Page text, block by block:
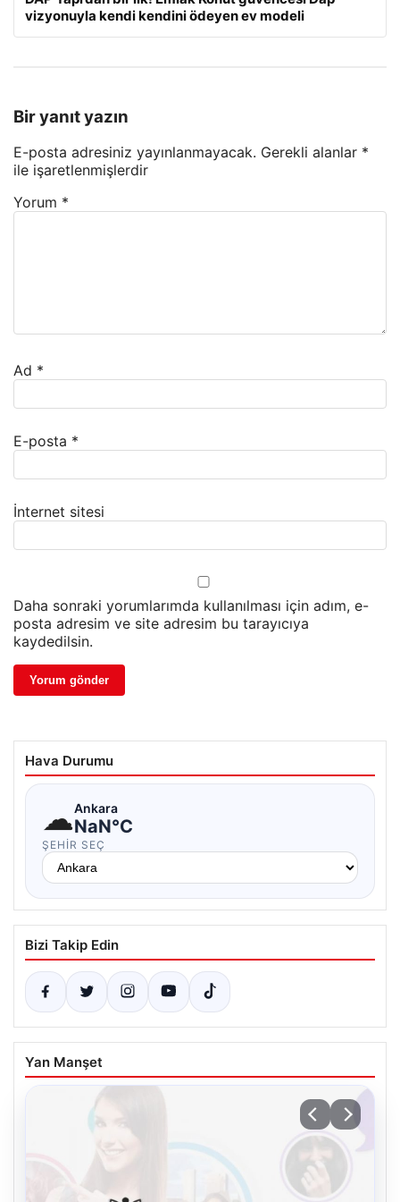
vizyonuyla kendi kendini ödeyen ev modeli
Bir yanıt yazın
E-posta adresiniz yayınlanmayacak. Gerekli alanlar *
ile işaretlenmişlerdir
Yorum *
Ad *
E-posta *
İnternet sitesi
Daha sonraki yorumlarımda kullanılması için adım, e-
posta adresim ve site adresim bu tarayıcıya
kaydedilsin.
Hava Durumu
☁Ankara
NaN°C
ŞEHIR SEÇ
Bizi Takip Edin
Yan Manşet